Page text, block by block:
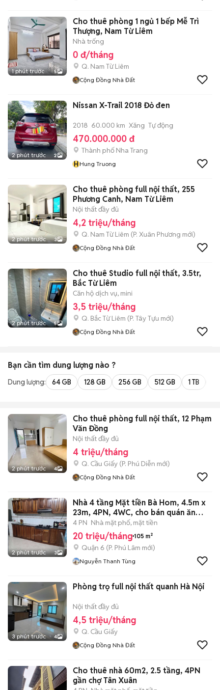
1 phút trước 5
Cho thuê phòng 1 ngủ 1 bếp Mễ Trì
Thượng, Nam Từ Liêm
Nhà trống
0 đ/tháng
Q. Nam Từ Liêm
Cộng Đồng Nhà Đất
2 phút trước 2
Nissan X-Trail 2018 Đỏ đen
2018 60.000 km Xăng Tự động
470.000.000 đ
Thành phố Nha Trang
HHung Truong
2 phút trước 3
Cho thuê phòng full nội thất, 255
Phương Canh, Nam Từ Liêm
Nội thất đầy đủ
4,2 triệu/tháng
Q. Nam Từ Liêm (P. Xuân Phương mới)
Cộng Đồng Nhà Đất
2 phút trước 5
Cho thuê Studio full nội thất, 3.5tr,
Bắc Từ Liêm
Căn hộ dịch vụ, mini
3,5 triệu/tháng
Q. Bắc Từ Liêm (P. Tây Tựu mới)
Cộng Đồng Nhà Đất
Bạn cần tìm dung lượng nào ?
Dung lượng: 64 GB 128 GB 256 GB 512 GB 1 TB
2 phút trước 4
Cho thuê phòng full nội thất, 12 Phạm
Văn Đồng
Nội thất đầy đủ
4 triệu/tháng
Q. Cầu Giấy (P. Phú Diễn mới)
Cộng Đồng Nhà Đất
2 phút trước 3
Nhà 4 tầng Mặt tiền Bà Hom, 4.5m x
23m, 4PN, 4WC, cho bán quán ăn
luôn
4 PN Nhà mặt phố, mặt tiền
20 triệu/tháng 105 m²
Quận 6 (P. Phú Lâm mới)
Nguyễn Thanh Tùng
3 phút trước 4
Phòng trọ full nội thất quanh Hà Nội
Nội thất đầy đủ
4,5 triệu/tháng
Q. Cầu Giấy
Cộng Đồng Nhà Đất
Cho thuê nhà 60m2, 2.5 tầng, 4PN
gần chợ Tân Xuân